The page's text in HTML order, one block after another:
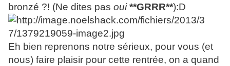
bronzé ?! (Ne dites pas oui **GRRR**):D
Eh bien reprenons notre sérieux, pour vous (et
nous) faire plaisir pour cette rentrée, on a quand